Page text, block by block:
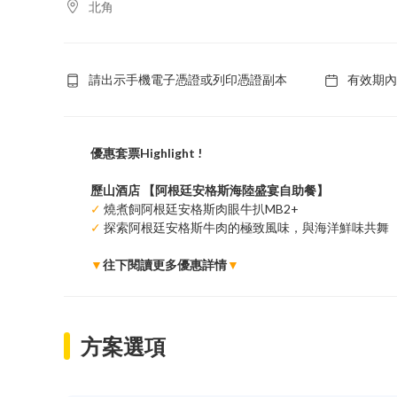
北角
請出示手機電子憑證或列印憑證副本 有效期
優惠套票Highlight !
歷山酒店 【阿根廷安格斯海陸盛宴自助餐】
✓ 燒煮飼阿根廷安格斯肉眼牛扒MB2+
✓ 探索阿根廷安格斯牛肉的極致風味，與海洋鮮味共舞
▼往下閱讀更多優惠詳情▼
方案選項